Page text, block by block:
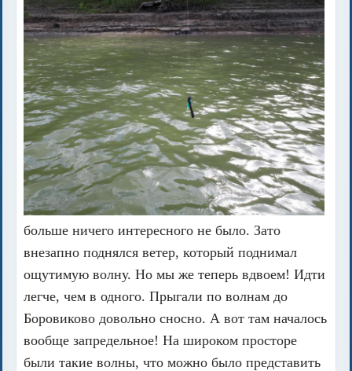
больше ничего интересного не было. Зато
внезапно поднялся ветер, который поднимал
ощутимую волну. Но мы же теперь вдвоем! Идти
легче, чем в одного. Прыгали по волнам до
Боровиково довольно сносно. А вот там началось
вообще запредельное! На широком просторе
были такие волны, что можно было представить